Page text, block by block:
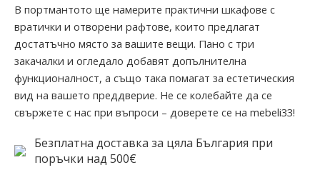
В портмантото ще намерите практични шкафове с
вратички и отворени рафтове, които предлагат
достатъчно място за вашите вещи. Пано с три
закачалки и огледало добавят допълнителна
функционалност, а също така помагат за естетическия
вид на вашето преддверие. Не се колебайте да се
свържете с нас при въпроси – доверете се на mebeli33!
Безплатна доставка за цяла България при
поръчки над 500€